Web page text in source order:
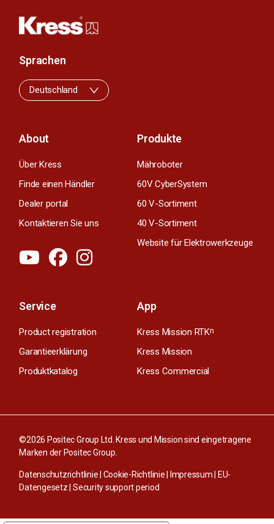
About
Über Kress
Finde einen Händler
Dealer portal
Kontaktieren Sie uns
Produkte
Mähroboter
60V CyberSystem
60 V-Sortiment
40 V-Sortiment
Website für Elektrowerkzeuge
Service
Product registration
Garantieerklärung
Produktkatalog
App
Kress Mission RTKn
Kress Mission
Kress Commercial
Sprachen
Deutschland
©2026 Positec Group Ltd. Kress und Mission sind eingetragene
Marken der Positec Group.
Datenschutzrichtlinie Cookie-Richtlinie Impressum
EU-
Datengesetz |Security support period